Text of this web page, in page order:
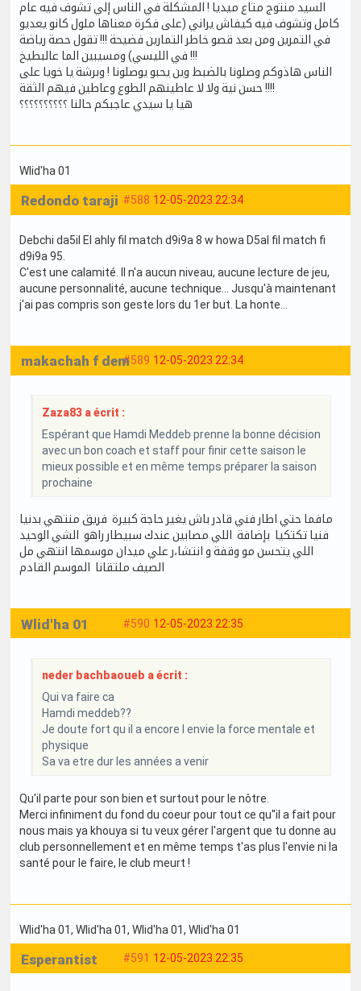
السيد منتوج متاع ميديا ! المشكلة في الناس إلي تشوف فيه عام
كامل وتشوف فيه كيفاش يراني (على فكرة معناها ملول كانو يعديو
في التمرين ومن بعد قصو خاطر التمارين فضيحة !!! تقول حصة رياضة
في الليسي) ومسيبين الما عالبطيخ !!!
الناس هاذوكم وصلونا بالضبط وين يحبو يوصلونا ! وبرشة يا خويا على
حسن نية ولا لا عاطينهم الطوع وعاطين فيهم الثقة !!!!
هيا يا سيدي عاجبكم حالنا ؟؟؟؟؟؟؟؟؟؟
Wlid'ha 01
#588 12-05-2023 22:34
Redondo taraji
Debchi da5il El ahly fil match d9i9a 8 w howa D5al fil match fi
d9i9a 95.
C'est une calamité. Il n'a aucun niveau, aucune lecture de jeu,
aucune personnalité, aucune technique... Jusqu'à maintenant
j'ai pas compris son geste lors du 1er but. La honte...
#589 12-05-2023 22:34
makachah f dem
Zaza83 a écrit :
Espérant que Hamdi Meddeb prenne la bonne décision
avec un bon coach et staff pour finir cette saison le
mieux possible et en même temps préparer la saison
prochaine
مافما حتي اطار فني قادر باش يغير حاجة كبيرة فريق منتهي بدنيا
فنيا تكتكيا بإضافة اللي مصابين عندك سبيطار راهو الشي الوحيد
اللي يتحسن مو وقفة و انتشا،ر علي ميدان موسمها انتهي مل
الصيف ملتقانا الموسم القادم
#590 12-05-2023 22:35
Wlid'ha 01
neder bachbaoueb a écrit :
Qui va faire ca
Hamdi meddeb??
Je doute fort qu il a encore l envie la force mentale et
physique
Sa va etre dur les années a venir
Qu'il parte pour son bien et surtout pour le nôtre.
Merci infiniment du fond du coeur pour tout ce qu''il a fait pour
nous mais ya khouya si tu veux gérer l'argent que tu donne au
club personnellement et en même temps t'as plus l'envie ni la
santé pour le faire, le club meurt !
Wlid'ha 01, Wlid'ha 01, Wlid'ha 01, Wlid'ha 01
#591 12-05-2023 22:35
Esperantist